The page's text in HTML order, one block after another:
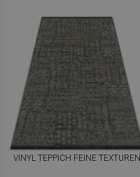
VINYL TEPPICH FEINE TEXTUREN